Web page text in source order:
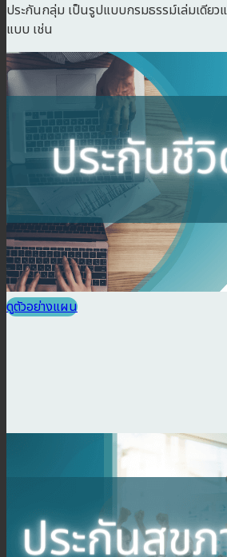
ประกันกลุ่ม เป็นรูปแบบกรมธรรม์เล่มเดีย
แบบ เช่น
ดูตัวอย่างแผน